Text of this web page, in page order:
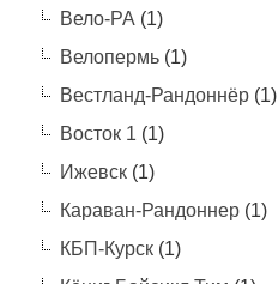
Вело-РА (1)
Велопермь(1)
Вестланд-Рандоннёр(1)
Восток 1 (1)
Ижевск(1)
Караван-Рандоннер(1)
КБП-Курск(1)